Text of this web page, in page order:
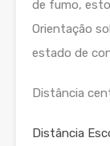
de fumo,
Orientação
estado de
Distância
Distância